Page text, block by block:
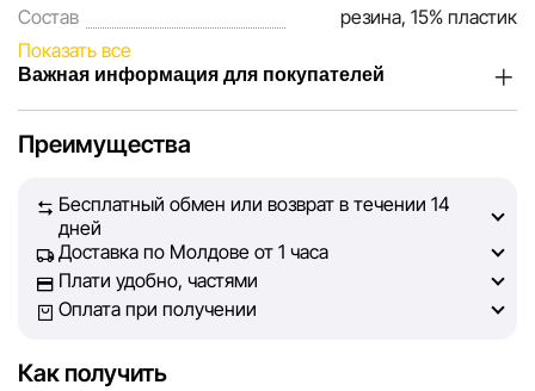
Состав
резина, 15% пластик
Показать все
Важная информация для покупателей
наших покупателей. Каждый день мы работаем над тем,
на сайте, была максимально полной, объективной и
актуальной. Наша цель — обеспечить вас достоверной
информацией, чтобы вы смогли принять лучшее
решение о покупке.
не может гарантировать абсолютную точность всех
Преимущества
Бесплатный обмен или возврат в течении 14
дней
Доставка по Молдове от 1 часа
Плати удобно, частями
Оплата при получении
Как получить